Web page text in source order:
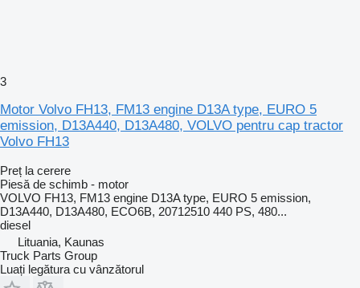
3
Motor Volvo FH13, FM13 engine D13A type, EURO 5
emission, D13A440, D13A480, VOLVO pentru cap tractor
Volvo FH13
Preț la cerere
Piesă de schimb - motor
VOLVO FH13, FM13 engine D13A type, EURO 5 emission,
D13A440, D13A480, ECO6B, 20712510 440 PS, 480...
diesel
Lituania, Kaunas
Truck Parts Group
Luați legătura cu vânzătorul